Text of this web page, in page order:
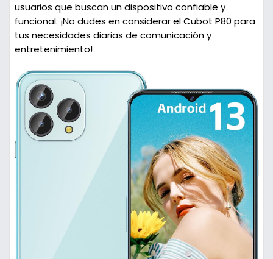
usuarios que buscan un dispositivo confiable y
funcional. ¡No dudes en considerar el Cubot P80 para
tus necesidades diarias de comunicación y
entretenimiento!